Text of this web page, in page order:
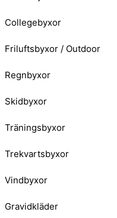
Collegebyxor
Friluftsbyxor / Outdoor
Regnbyxor
Skidbyxor
Träningsbyxor
Trekvartsbyxor
Vindbyxor
Gravidkläder